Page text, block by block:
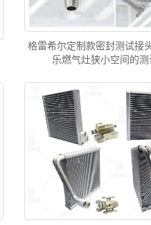
格雷希尔定制款密封测试接
乐燃气灶狭小空间的